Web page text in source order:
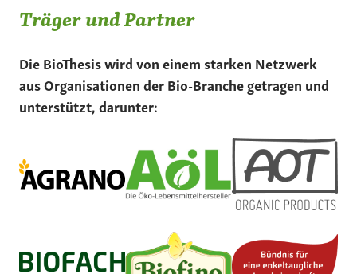
Träger und Partner
Die BioThesis wird von einem starken Netzwerk
aus Organisationen der Bio-Branche getragen und
unterstützt, darunter: